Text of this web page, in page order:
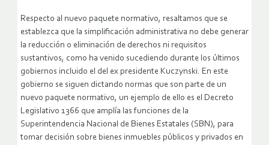
Respecto al nuevo paquete normativo, resaltamos que se
establezca que la simplificación administrativa no debe generar
la reducción o eliminación de derechos ni requisitos
sustantivos, como ha venido sucediendo durante los últimos
gobiernos incluido el del ex presidente Kuczynski. En este
gobierno se siguen dictando normas que son parte de un
nuevo paquete normativo, un ejemplo de ello es el Decreto
Legislativo 1366 que amplía las funciones de la
Superintendencia Nacional de Bienes Estatales (SBN), para
tomar decisión sobre bienes inmuebles públicos y privados en